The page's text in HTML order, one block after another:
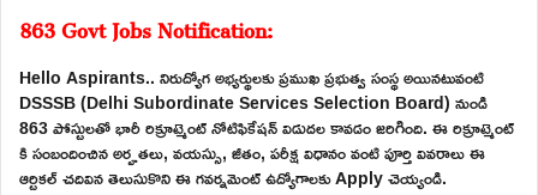
863 Govt Jobs Notification:
Hello Aspirants.. నిరుద్యోగ అభ్యర్థులకు ప్రముఖ ప్రభుత్వ సంస్థ అయినటువంటి
DSSSB (Delhi Subordinate Services Selection Board) నుండి
863 పోస్టులతో భారీ రిక్రూట్మెంట్ నోటిఫికేషన్ విడుదల కావడం జరిగింది. ఈ రిక్రూట్మెంట్
కి సంబందించిన అర్హతలు, వయస్సు, జీతం, పరీక్ష విధానం వంటి పూర్తి వివరాలు ఈ
ఆర్టికల్ చదివిన తెలుసుకొని ఈ గవర్నమెంట్ ఉద్యోగాలకు Apply చెయ్యండి.